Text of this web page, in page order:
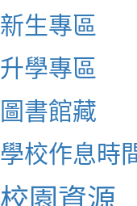
新生專區
升學專區
圖書館藏
學校作息時
校園資源